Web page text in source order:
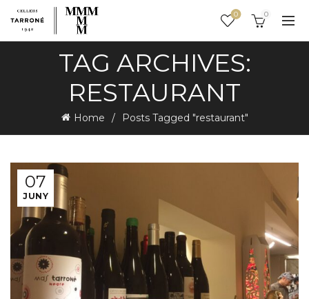
0 0
TAG ARCHIVES:
RESTAURANT
Home Posts Tagged "restaurant"
07
JUNY